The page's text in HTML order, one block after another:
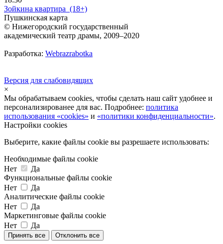
Зойкина квартира_(18+)
Пушкинская карта
© Нижегородский государственный
академический театр драмы, 2009–2020
Разработка: Webrazrabotka
Версия для слабовидящих
×
Мы обрабатываем cookies, чтобы сделать наш сайт удобнее и
персонализированее для вас. Подробнее: политика
использования «cookies» и «политики конфиденциальности».
Настройки cookies
Выберите, какие файлы cookie вы разрешаете использовать:
Необходимые файлы cookie
Нет
Да
Функциональные файлы cookie
Нет
Да
Аналитические файлы cookie
Нет
Да
Маркетинговые файлы cookie
Нет
Да
Принять все Отклонить все